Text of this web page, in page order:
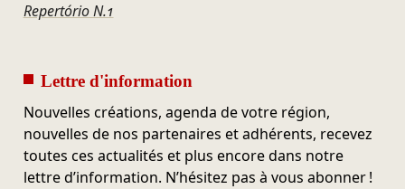
Repertório N.1
Lettre d'information
Nouvelles créations, agenda de votre région,
nouvelles de nos partenaires et adhérents, recevez
toutes ces actualités et plus encore dans notre
lettre d’information. N’hésitez pas à vous abonner !